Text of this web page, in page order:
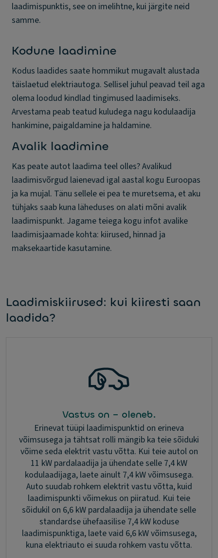
laadimispunktis, see on imelihtne, kui järgite neid
samme.
Kodune laadimine
Kodus laadides saate hommikut mugavalt alustada
täislaetud elektriautoga. Sellisel juhul peavad teil aga
olema loodud kindlad tingimused laadimiseks.
Arvestama peab teatud kuludega nagu kodulaadija
hankimine, paigaldamine ja haldamine.
Avalik laadimine
Kas peate autot laadima teel olles? Avalikud
laadimisvõrgud laienevad igal aastal kogu Euroopas
ja ka mujal. Tänu sellele ei pea te muretsema, et aku
tühjaks saab kuna läheduses on alati mõni avalik
laadimispunkt. Jagame teiega kogu infot avalike
laadimisjaamade kohta: kiirused, hinnad ja
maksekaartide kasutamine.
Laadimiskiirused: kui kiiresti saan
laadida?
Vastus on – oleneb.
Erinevat tüüpi laadimispunktid on erineva
võimsusega ja tähtsat rolli mängib ka teie sõiduki
võime seda elektrit vastu võtta. Kui teie autol on
11 kW pardalaadija ja ühendate selle 7,4 kW
kodulaadijaga, laete ainult 7,4 kW võimsusega.
Auto suudab rohkem elektrit vastu võtta, kuid
laadimispunkti võimekus on piiratud. Kui teie
sõidukil on 6,6 kW pardalaadija ja ühendate selle
standardse ühefaasilise 7,4 kW koduse
laadimispunktiga, laete vaid 6,6 kW võimsusega,
kuna elektriauto ei suuda rohkem vastu võtta.